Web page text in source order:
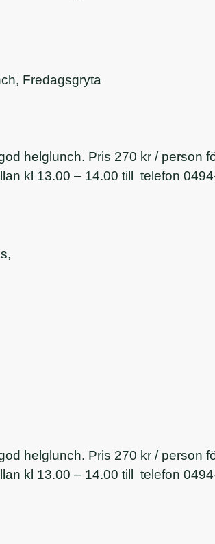
helglunch. Pris 270 kr / person
kl 13.00 – 14.00 till telefon
helglunch. Pris 270 kr / person
kl 13.00 – 14.00 till telefon